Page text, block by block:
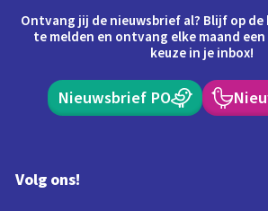
Ontvang jij de nieuwsbrief al? Blijf op
te melden en ontvang elke maand
keuze in je inbox!
Nieuwsbrief PO
Volg ons!